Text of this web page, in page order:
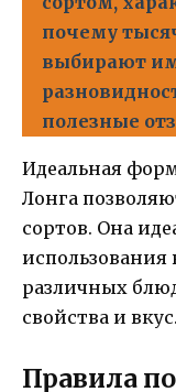
почему
выбирают
полезные
Идеальная
Лонга
сортов. Она
различных
свойства и вкус.
Правила